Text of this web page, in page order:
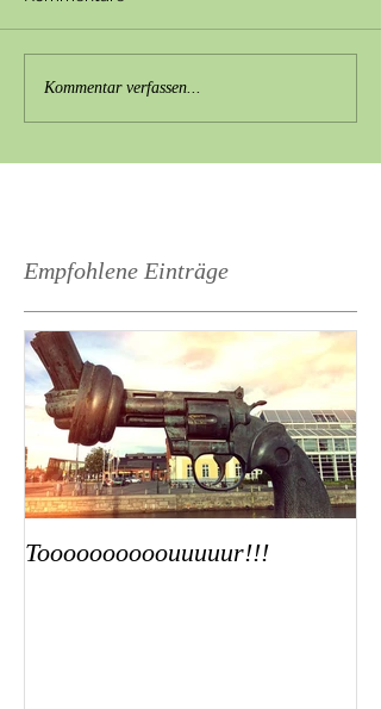
Kommentar verfassen...
Empfohlene Einträge
Toooooooooouuuuur!!!